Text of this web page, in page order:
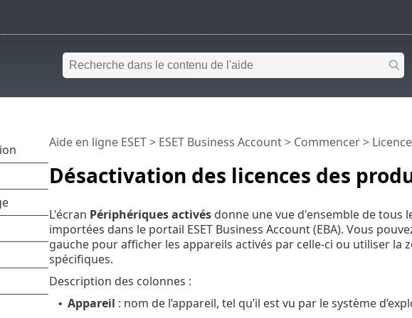
Désactivation des licences des
Aide en ligne ESET> ESET Business Account> Commencer>
L'écran Périphériques activésdonne une vue d'ensemble de tous
importées dans le portail ESET Business Account (EBA). Vous
gauche pour afficher les appareils activés par celle-ci ou utiliser la
spécifiques.
Description des colonnes :
• Appareil : nom de l’appareil, tel qu’il est vu par le système